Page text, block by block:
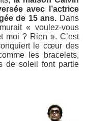
avec l’actrice
de 15 ans. Dans
« voulez-vous
moi ? Rien ». C’est
le cœur des
les bracelets,
de soleil font partie